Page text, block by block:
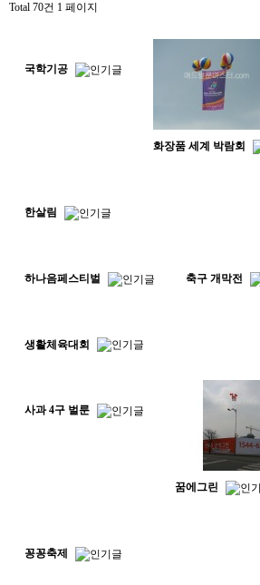
Total 70건 1 페이지
국학기공
화장품 세계 박람회
한살림
하나음페스티벌 축구 개막전
생활체육대회
사과 4구 벌룬
꿈에그린
꽁꽁축제